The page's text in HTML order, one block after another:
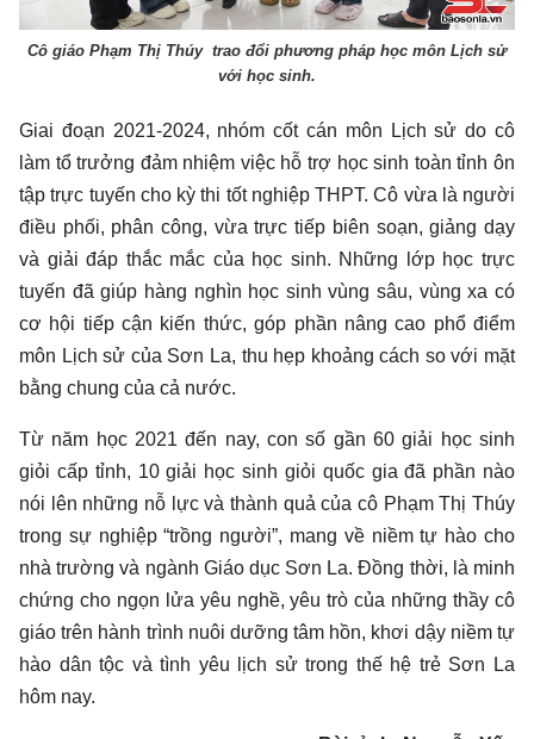
Cô giáo Phạm Thị Thúy trao đổi phương pháp học môn Lịch sử
với học sinh.
Giai đoạn 2021-2024, nhóm cốt cán môn Lịch sử do cô
làm tổ trưởng đảm nhiệm việc hỗ trợ học sinh toàn tỉnh ôn
tập trực tuyến cho kỳ thi tốt nghiệp THPT. Cô vừa là người
điều phối, phân công, vừa trực tiếp biên soạn, giảng dạy
và giải đáp thắc mắc của học sinh. Những lớp học trực
tuyến đã giúp hàng nghìn học sinh vùng sâu, vùng xa có
cơ hội tiếp cận kiến thức, góp phần nâng cao phổ điểm
môn Lịch sử của Sơn La, thu hẹp khoảng cách so với mặt
bằng chung của cả nước.
Từ năm học 2021 đến nay, con số gần 60 giải học sinh
giỏi cấp tỉnh, 10 giải học sinh giỏi quốc gia đã phần nào
nói lên những nỗ lực và thành quả của cô Phạm Thị Thúy
trong sự nghiệp “trồng người”, mang về niềm tự hào cho
nhà trường và ngành Giáo dục Sơn La. Đồng thời, là minh
chứng cho ngọn lửa yêu nghề, yêu trò của những thầy cô
giáo trên hành trình nuôi dưỡng tâm hồn, khơi dậy niềm tự
hào dân tộc và tình yêu lịch sử trong thế hệ trẻ Sơn La
hôm nay.